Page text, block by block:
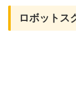
ロボットス